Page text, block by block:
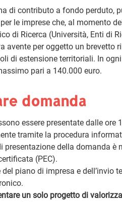
di contributo a fondo perduto,
le imprese che, al momento
di Ricerca (Università, Enti di
avente per oggetto un brevetto
di estensione territoriali. In
pari a 140.000 euro.
domanda
essere presentate dalle
tramite la procedura
presentazione della domanda
(PEC).
piano di impresa e dell’invio
un solo progetto di